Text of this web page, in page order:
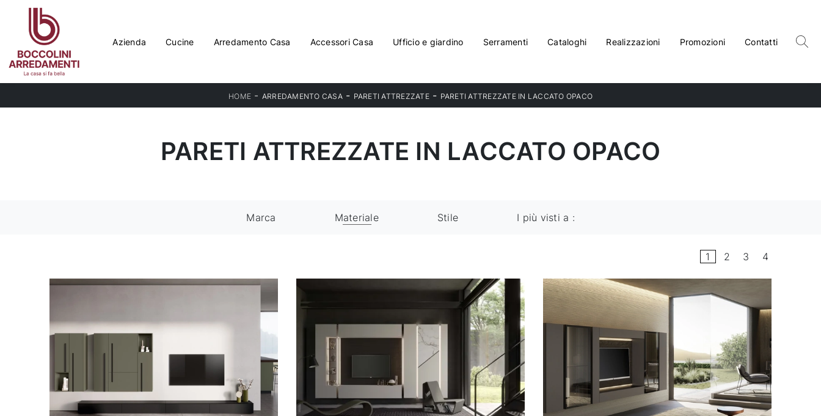
Azienda Cucine Arredamento Casa Accessori Casa Ufficio e giardino Serramenti Cataloghi Realizzazioni Promozioni Contatti
HOME - ARREDAMENTO CASA- PARETI ATTREZZATE- PARETI ATTREZZATE IN LACCATO OPACO
PARETI ATTREZZATE IN LACCATO OPACO
Marca Materiale Stile I più visti a :
1 2 3 4